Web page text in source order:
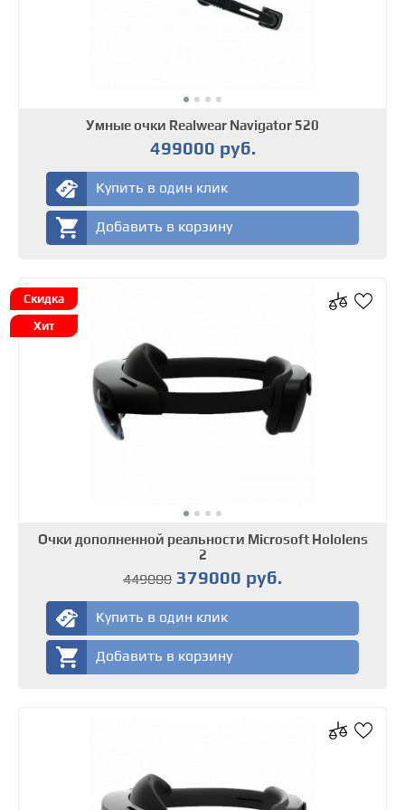
Умные очки Realwear Navigator 520
499000 руб.
Купить в один клик
Добавить в корзину
Скидка
Хит
Очки дополненной реальности Microsoft Hololens
2
449000 379000 руб.
Купить в один клик
Добавить в корзину